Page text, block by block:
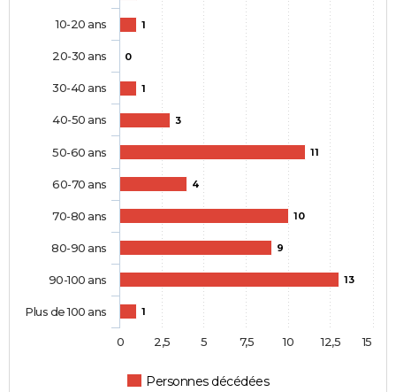
1
0
1
3
11
4
10
9
13
1
Personnes décédées
10-20 ans
20-30 ans
30-40 ans
40-50 ans
50-60 ans
60-70 ans
70-80 ans
80-90 ans
90-100 ans
Plus de 100 ans
0 2,5 5 7,5 10 12,5 15